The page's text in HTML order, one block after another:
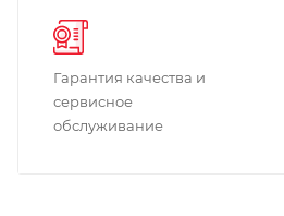
Гарантия качества и
сервисное
обслуживание